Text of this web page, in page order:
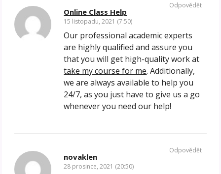
Online Class Help
15 listopadu, 2021 (7:50)
Our professional academic experts
are highly qualified and assure you
that you will get high-quality work at
take my course for me. Additionally,
we are always available to help you
24/7, as you just have to give us a go
whenever you need our help!
Odpovědět
novaklen
28 prosince, 2021 (20:50)
Odpovědět